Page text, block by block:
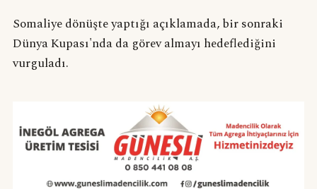
Somaliye dönüşte yaptığı açıklamada, bir sonraki
Dünya Kupası'nda da görev almayı hedeflediğini
vurguladı.